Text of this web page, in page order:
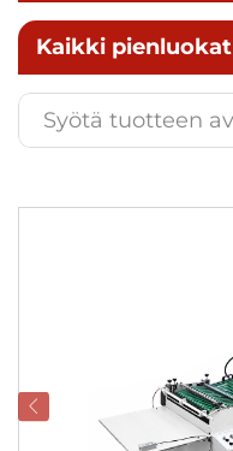
Kaikki pienluokat